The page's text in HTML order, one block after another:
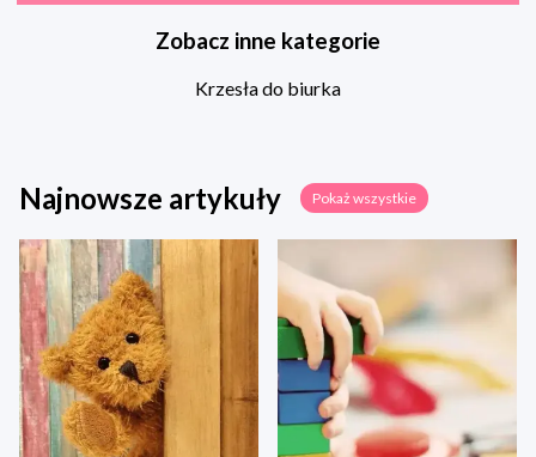
Zobacz inne kategorie
Krzesła do biurka
Najnowsze artykuły Pokaż wszystkie